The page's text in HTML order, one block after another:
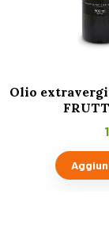
Olio